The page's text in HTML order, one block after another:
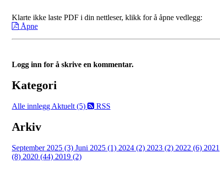
Klarte ikke laste PDF i din nettleser, klikk for å åpne vedlegg:
Åpne
Logg inn for å skrive en kommentar.
Kategori
Alle innlegg Aktuelt (5) RSS
Arkiv
September 2025 (3) Juni 2025 (1) 2024 (2) 2023 (2) 2022 (6) 2021
(8) 2020 (44) 2019 (2)